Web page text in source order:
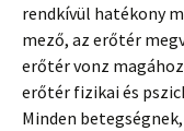
rendkívül hatékony
mező, az erőtér
erőtér vonz
erőtér fizikai és
Minden